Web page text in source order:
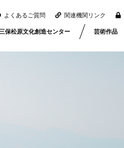
よくあるご質問 関連機関リンク
保松原文化創造センター 芸術作品